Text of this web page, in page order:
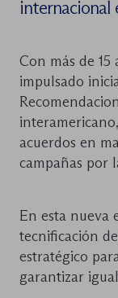
internacional
Con más de 15
impulsado
acuerdos en
campañas por
En esta nueva
tecnificación
estratégico
garantizar